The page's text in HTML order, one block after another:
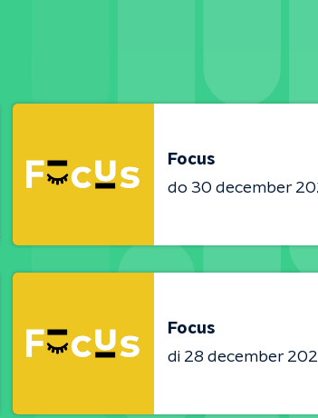
Focus
do 30 december
Focus
di 28 december